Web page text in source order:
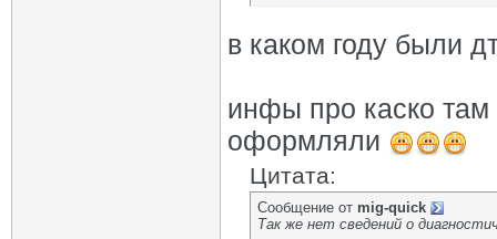
в каком году были
инфы про каско там
оформляли
Цитата:
Сообщение от mig-quick
Так же нет сведений о